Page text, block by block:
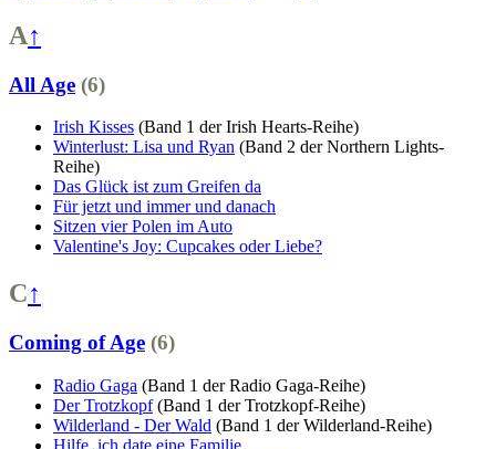
A↑
All Age (6)
Irish Kisses (Band 1 der Irish Hearts-Reihe)
Winterlust: Lisa und Ryan (Band 2 der Northern Lights-
Reihe)
Das Glück ist zum Greifen da
Für jetzt und immer und danach
Sitzen vier Polen im Auto
Valentine's Joy: Cupcakes oder Liebe?
C↑
Coming of Age (6)
Radio Gaga (Band 1 der Radio Gaga-Reihe)
Der Trotzkopf (Band 1 der Trotzkopf-Reihe)
Wilderland - Der Wald (Band 1 der Wilderland-Reihe)
Hilfe, ich date eine Familie